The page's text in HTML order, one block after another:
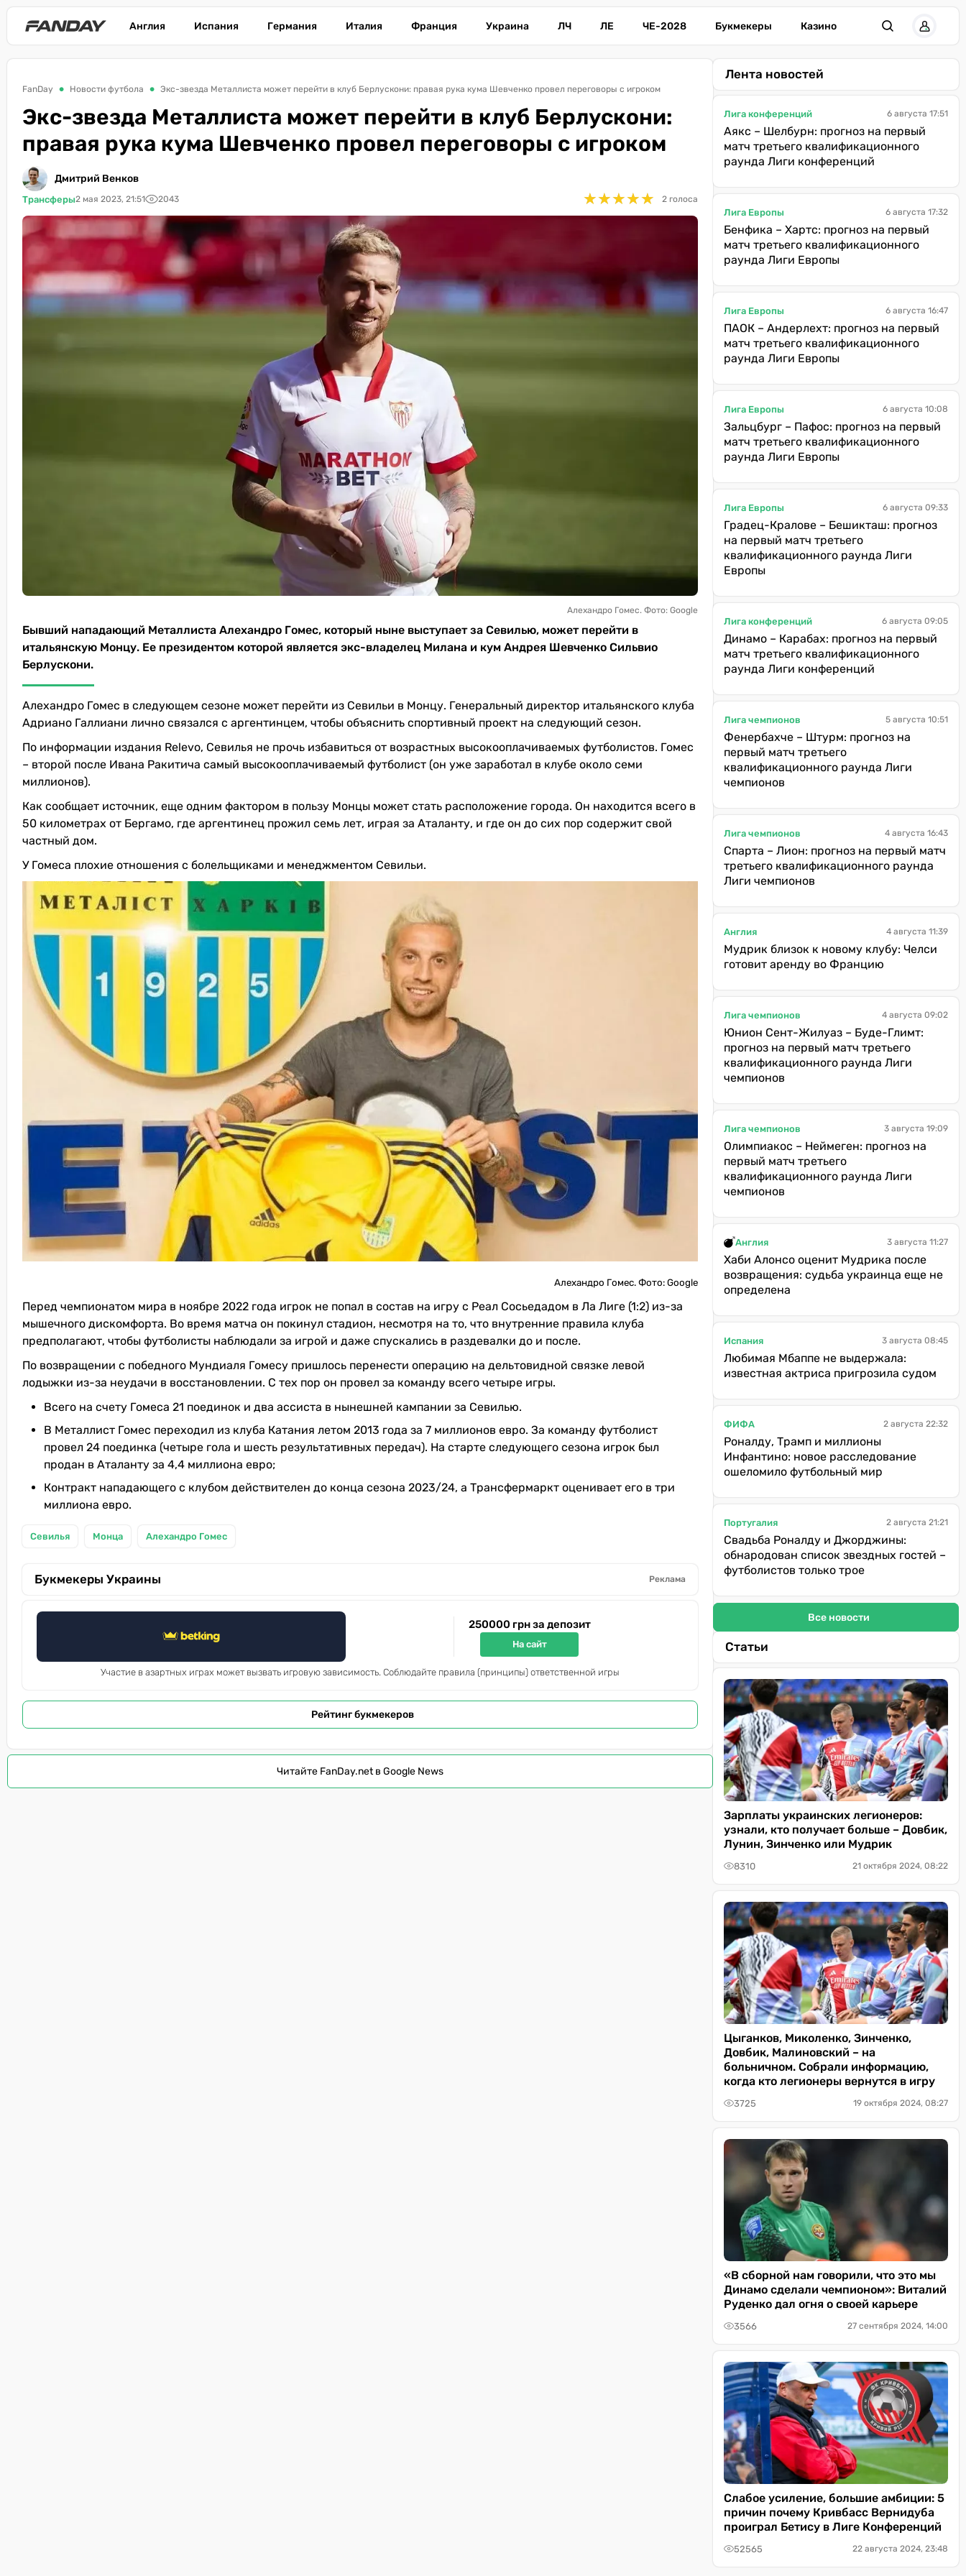
Англия Испания Германия Италия Франция Украина ЛЧ ЛЕ ЧЕ-2028 Букмекеры Казино
FanDay Новости футбола Экс-звезда Металлиста может перейти в клуб Берлускони: правая рука кума Шевченко провел переговоры с игроком
Экс-звезда Металлиста может перейти в клуб Берлускони:
правая рука кума Шевченко провел переговоры с игроком
Дмитрий Венков
Трансферы2 мая 2023, 21:51 2043 ★★★★★
★★★★★ 2 голоса
Алехандро Гомес. Фото: Google
Бывший нападающий Металлиста Алехандро Гомес, который ныне выступает за Севилью, может перейти в
итальянскую Монцу. Ее президентом которой является экс-владелец Милана и кум Андрея Шевченко Сильвио
Берлускони.
Алехандро Гомес в следующем сезоне может перейти из Севильи в Монцу. Генеральный директор итальянского клуба
Адриано Галлиани лично связался с аргентинцем, чтобы объяснить спортивный проект на следующий сезон.
По информации издания Relevo, Севилья не прочь избавиться от возрастных высокооплачиваемых футболистов. Гомес
– второй после Ивана Ракитича самый высокооплачиваемый футболист (он уже заработал в клубе около семи
миллионов).
Как сообщает источник, еще одним фактором в пользу Монцы может стать расположение города. Он находится всего в
50 километрах от Бергамо, где аргентинец прожил семь лет, играя за Аталанту, и где он до сих пор содержит свой
частный дом.
У Гомеса плохие отношения с болельщиками и менеджментом Севильи.
Алехандро Гомес. Фото: Google
Перед чемпионатом мира в ноябре 2022 года игрок не попал в состав на игру с Реал Сосьедадом в Ла Лиге (1:2) из-за
мышечного дискомфорта. Во время матча он покинул стадион, несмотря на то, что внутренние правила клуба
предполагают, чтобы футболисты наблюдали за игрой и даже спускались в раздевалки до и после.
По возвращении с победного Мундиаля Гомесу пришлось перенести операцию на дельтовидной связке левой
лодыжки из-за неудачи в восстановлении. С тех пор он провел за команду всего четыре игры.
Всего на счету Гомеса 21 поединок и два ассиста в нынешней кампании за Севилью.
В Металлист Гомес переходил из клуба Катания летом 2013 года за 7 миллионов евро. За команду футболист
провел 24 поединка (четыре гола и шесть результативных передач). На старте следующего сезона игрок был
продан в Аталанту за 4,4 миллиона евро;
Контракт нападающего с клубом действителен до конца сезона 2023/24, а Трансфермаркт оценивает его в три
миллиона евро.
Севилья Монца Алехандро Гомес
Букмекеры Украины Реклама
250000 грн за депозит
На сайт
Участие в азартных играх может вызвать игровую зависимость. Соблюдайте правила (принципы) ответственной игры
Рейтинг букмекеров
Читайте FanDay.net в Google News
Лента новостей
Лига конференций 6 августа 17:51
Аякс – Шелбурн: прогноз на первый
матч третьего квалификационного
раунда Лиги конференций
Лига Европы 6 августа 17:32
Бенфика – Хартс: прогноз на первый
матч третьего квалификационного
раунда Лиги Европы
Лига Европы 6 августа 16:47
ПАОК – Андерлехт: прогноз на первый
матч третьего квалификационного
раунда Лиги Европы
Лига Европы 6 августа 10:08
Зальцбург – Пафос: прогноз на первый
матч третьего квалификационного
раунда Лиги Европы
Лига Европы 6 августа 09:33
Градец-Кралове – Бешикташ: прогноз
на первый матч третьего
квалификационного раунда Лиги
Европы
Лига конференций 6 августа 09:05
Динамо – Карабах: прогноз на первый
матч третьего квалификационного
раунда Лиги конференций
Лига чемпионов 5 августа 10:51
Фенербахче – Штурм: прогноз на
первый матч третьего
квалификационного раунда Лиги
чемпионов
Лига чемпионов 4 августа 16:43
Спарта – Лион: прогноз на первый матч
третьего квалификационного раунда
Лиги чемпионов
Англия 4 августа 11:39
Мудрик близок к новому клубу: Челси
готовит аренду во Францию
Лига чемпионов 4 августа 09:02
Юнион Сент-Жилуаз – Буде-Глимт:
прогноз на первый матч третьего
квалификационного раунда Лиги
чемпионов
Лига чемпионов 3 августа 19:09
Олимпиакос – Неймеген: прогноз на
первый матч третьего
квалификационного раунда Лиги
чемпионов
Англия 3 августа 11:27
Хаби Алонсо оценит Мудрика после
возвращения: судьба украинца еще не
определена
Испания 3 августа 08:45
Любимая Мбаппе не выдержала:
известная актриса пригрозила судом
ФИФА 2 августа 22:32
Роналду, Трамп и миллионы
Инфантино: новое расследование
ошеломило футбольный мир
Португалия 2 августа 21:21
Свадьба Роналду и Джорджины:
обнародован список звездных гостей –
футболистов только трое
Все новости
Статьи
Зарплаты украинских легионеров:
узнали, кто получает больше – Довбик,
Лунин, Зинченко или Мудрик
8310 21 октября 2024, 08:22
Цыганков, Миколенко, Зинченко,
Довбик, Малиновский – на
больничном. Собрали информацию,
когда кто легионеры вернутся в игру
3725 19 октября 2024, 08:27
«В сборной нам говорили, что это мы
Динамо сделали чемпионом»: Виталий
Руденко дал огня о своей карьере
3566 27 сентября 2024, 14:00
Слабое усиление, большие амбиции: 5
причин почему Кривбасс Вернидуба
проиграл Бетису в Лиге Конференций
52565 22 августа 2024, 23:48